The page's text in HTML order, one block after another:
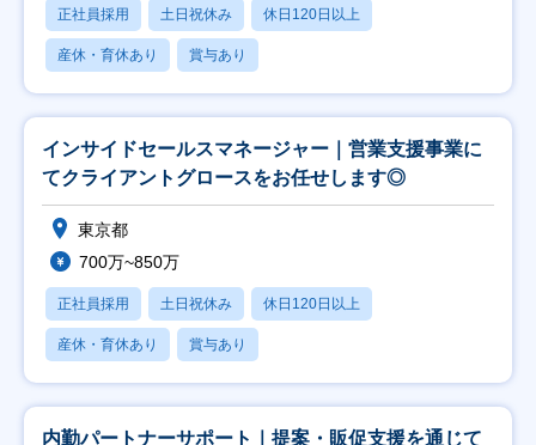
正社員採用 土日祝休み 休日120日以上
産休・育休あり 賞与あり
インサイドセールスマネージャー｜営業支援事業に
てクライアントグロースをお任せします◎
東京都
700万~850万
正社員採用 土日祝休み 休日120日以上
産休・育休あり 賞与あり
内勤パートナーサポート｜提案・販促支援を通じて